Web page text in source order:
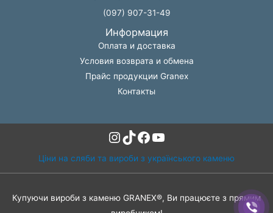
(097) 907-31-49
Информация
Оплата и доставка
Условия возврата и обмена
Прайс продукции Granex
Контакты
Instagram
TikTok
Facebook
YouTube
Ціни на сляби та вироби з українського каменю
Купуючи вироби з каменю GRANEX®, Ви працюєте з прямим